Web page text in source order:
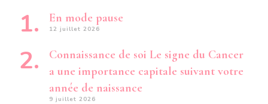
En mode pause
12 juillet 2026
Connaissance de soi Le signe du Cancer
a une importance capitale suivant votre
année de naissance
9 juillet 2026